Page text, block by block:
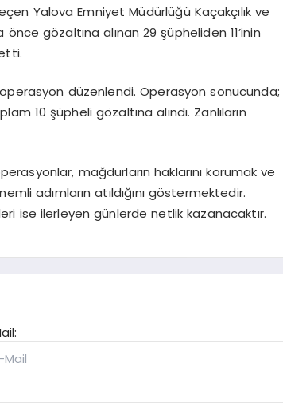
Yalova Emniyet Müdürlüğü Kaçakçılık ve
gözaltına alınan 29 şüpheliden 11’inin
düzenlendi. Operasyon sonucunda;
10 şüpheli gözaltına alındı. Zanlıların
mağdurların haklarını korumak ve
adımların atıldığını göstermektedir.
ise ilerleyen günlerde netlik kazanacaktır.